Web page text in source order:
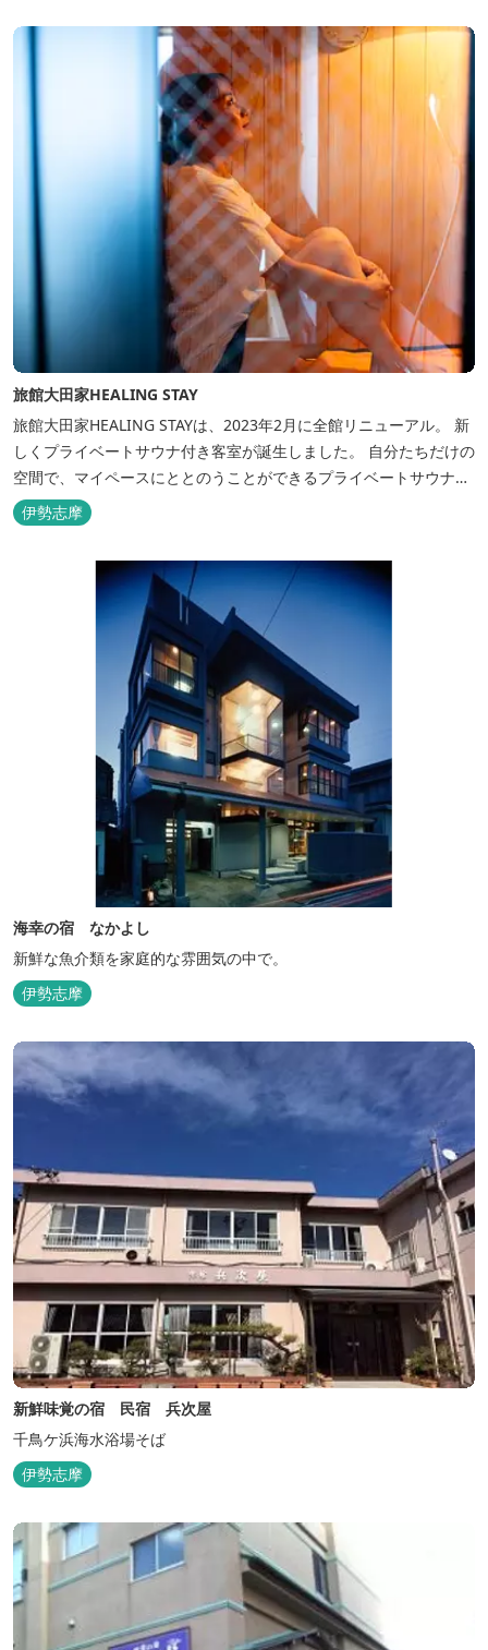
旅館大田家HEALING STAY
旅館大田家HEALING STAYは、2023年2月に全館リニューアル。 新
しくプライベートサウナ付き客室が誕生しました。 自分たちだけの
空間で、マイペースにととのうことができるプライベートサウナ。
相差ならではの新鮮な海の幸、豊かな自然、温泉、そしてサウナで
ととのう至福のひとときを。
伊勢志摩
海幸の宿 なかよし
新鮮な魚介類を家庭的な雰囲気の中で。
伊勢志摩
新鮮味覚の宿 民宿 兵次屋
千鳥ケ浜海水浴場そば
伊勢志摩